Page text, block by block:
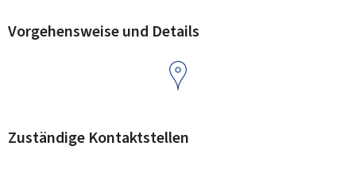
Vorgehensweise und Details
Zuständige Kontaktstellen